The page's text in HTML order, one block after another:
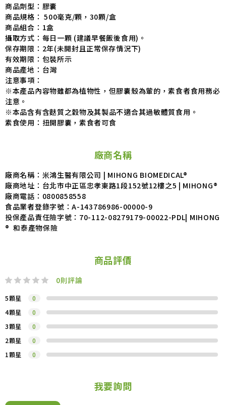
商品劑型：膠囊
商品規格： 500毫克/顆，30顆/盒
商品組合：1盒
攝取方式：每日一顆 (建議早餐飯後食用)。
保存期限：2年(未開封且正常保存情況下)
有效期限：包裝所示
商品產地：台灣
注意事項：
※本產品內容物雖都為植物性，但膠囊殼為葷的，素食者食用務必
注意。
※本品含有含麩質之穀物及其製品不適合其過敏體質食用。
素食使用：扭開膠囊，素食者可食
廠商名稱
廠商名稱：米鴻生醫有限公司 | MIHONG BIOMEDICAL®
廠商地址：台北市中正區忠孝東路1段152號12樓之5 | MIHONG®
廠商電話： 0800858558
食品業者登錄字號：A-143786986-00000-9
投保產品責任險字號： 70-112-08279179-00022-PDL| MIHONG
® 和泰產物保險
商品評價
0則評論
5顆星
0
4顆星
0
3顆星
0
2顆星
0
1顆星
0
我要詢問